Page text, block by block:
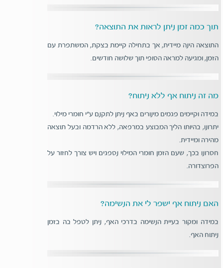
תוך כמה זמן ניתן לראות את התוצאה?
התוצאה הינה מיידית, אך בתחילה קיימת בצקת, המשתפרת עם
הזמן, ומגיעה למראה הסופי תוך שלושה חודשים.
מה זה ניתוח אף ללא ניתוח?
במידה וקיימים פגמים מינורים באף ניתן לתקנם ע"י חומרי מילוי.
יתרונו, בהיותו הליך המבוצע במרפאה, ללא הרדמה ובעל תוצאה
מהירה ומיידית.
חסרונו בכך, שעם הזמן חומרי המילוי נספגים ויש צורך לחזור על
הפרוצדורה.
האם ניתוח אף ישפר לי את הנשימה?
במידה ומקור בעיית הנשימה בדרכי האף, ניתן לטפל בה בזמן
ניתוח האף.